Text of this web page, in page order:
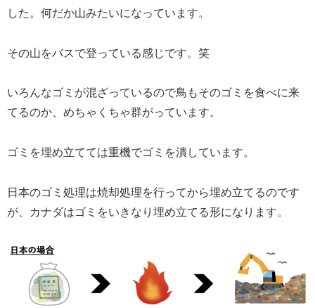
した。何だか山みたいになっています。
その山をバスで登っている感じです。笑
いろんなゴミが混ざっているので鳥もそのゴミを食べに来
てるのか、めちゃくちゃ群がっています。
ゴミを埋め立てては重機でゴミを潰しています。
日本のゴミ処理は焼却処理を行ってから埋め立てるのです
が、カナダはゴミをいきなり埋め立てる形になります。